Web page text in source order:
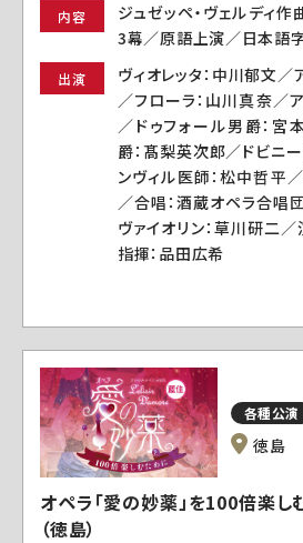
内容
ジュゼッペ・ヴェルディ作
3幕／原語上演／日本語
出演
ヴィオレッタ：中川郁文／
／フローラ：山川真奈／
／ドゥフォール男爵：宮
爵：髙梨英次郎／ドビニ
ンヴィル医師：松中哲平
／合唱：酒蔵オペラ合唱
ヴァイオリン：草川研二
指揮：品田広希
各種公演
徳島
オペラ「愛の妙薬」を100倍楽
（徳島）